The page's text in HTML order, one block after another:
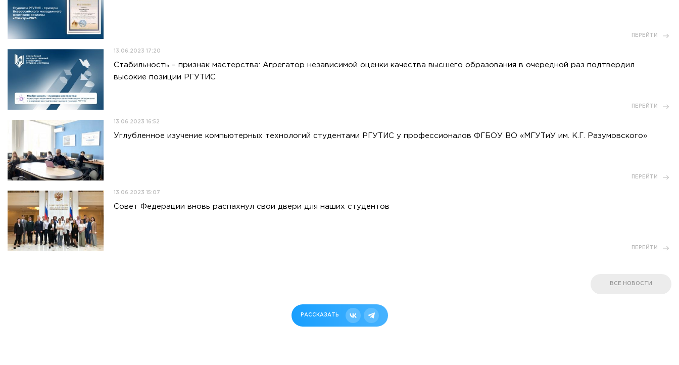
ПЕРЕЙТИ
13.06.2023 17:20
Стабильность – признак мастерства: Агрегатор независимой оценки качества высшего образования в очередной раз подтвердил
высокие позиции РГУТИС
ПЕРЕЙТИ
13.06.2023 16:52
Углубленное изучение компьютерных технологий студентами РГУТИС у профессионалов ФГБОУ ВО «МГУТиУ им. К.Г. Разумовского»
ПЕРЕЙТИ
13.06.2023 15:07
Совет Федерации вновь распахнул свои двери для наших студентов
ПЕРЕЙТИ
ВСЕ НОВОСТИ
РАССКАЗАТЬ